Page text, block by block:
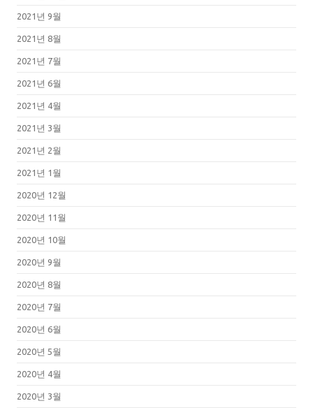
2021년 9월
2021년 8월
2021년 7월
2021년 6월
2021년 4월
2021년 3월
2021년 2월
2021년 1월
2020년 12월
2020년 11월
2020년 10월
2020년 9월
2020년 8월
2020년 7월
2020년 6월
2020년 5월
2020년 4월
2020년 3월